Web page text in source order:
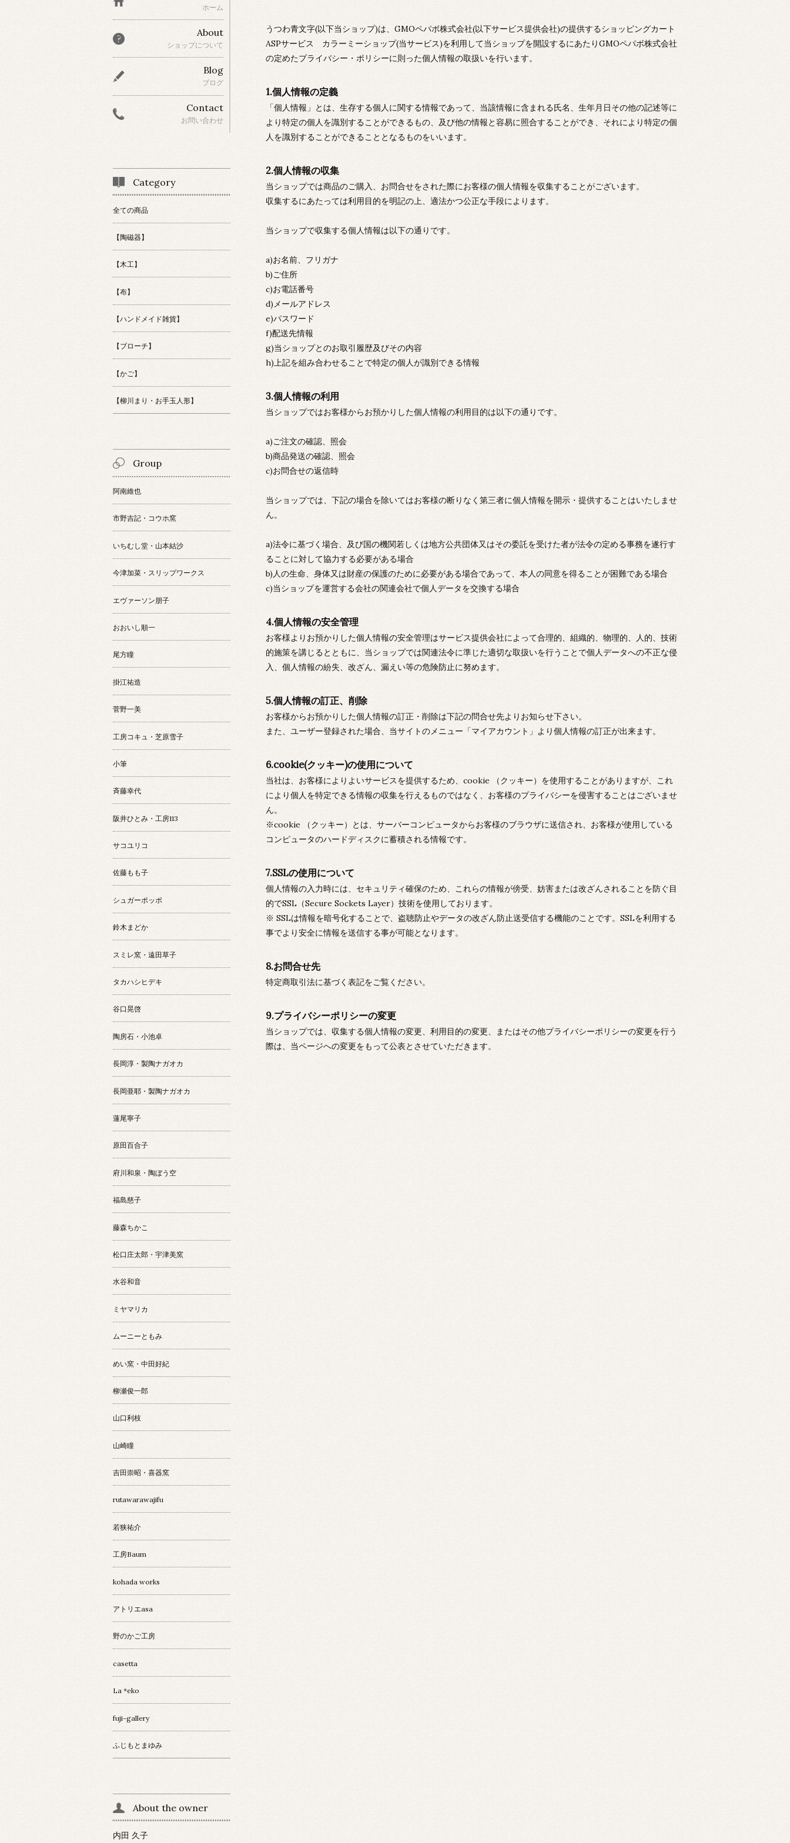
うつわ青文字(以下当ショップ)は、 GMOペパボ株式会社(以下サービス提供会社)の提供するショッピングカート
ASPサービス カラーミーショップ(当サービス)を利用して当ショップを開設するにあたりGMOペパボ株式会社
の定めたプライバシー・ポリシーに則った個人情報の取扱いを行います。
1.個人情報の定義
「個人情報」とは、生存する個人に関する情報であって、当該情報に含まれる氏名、生年月日その他の記述等に
より特定の個人を識別することができるもの、及び他の情報と容易に照合することができ、それにより特定の個
人を識別することができることとなるものをいいます。
2.個人情報の収集
当ショップでは商品のご購入、お問合せをされた際にお客様の個人情報を収集することがございます。
収集するにあたっては利用目的を明記の上、適法かつ公正な手段によります。
当ショップで収集する個人情報は以下の通りです。
a)お名前、フリガナ
b)ご住所
c)お電話番号
d)メールアドレス
e)パスワード
f)配送先情報
g)当ショップとのお取引履歴及びその内容
h)上記を組み合わせることで特定の個人が識別できる情報
3.個人情報の利用
当ショップではお客様からお預かりした個人情報の利用目的は以下の通りです。
a)ご注文の確認、照会
b)商品発送の確認、照会
c)お問合せの返信時
当ショップでは、下記の場合を除いてはお客様の断りなく第三者に個人情報を開示・提供することはいたしませ
ん。
a)法令に基づく場合、及び国の機関若しくは地方公共団体又はその委託を受けた者が法令の定める事務を遂行す
ることに対して協力する必要がある場合
b)人の生命、身体又は財産の保護のために必要がある場合であって、本人の同意を得ることが困難である場合
c)当ショップを運営する会社の関連会社で個人データを交換する場合
4.個人情報の安全管理
お客様よりお預かりした個人情報の安全管理はサービス提供会社によって合理的、組織的、物理的、人的、技術
的施策を講じるとともに、当ショップでは関連法令に準じた適切な取扱いを行うことで個人データへの不正な侵
入、個人情報の紛失、改ざん、漏えい等の危険防止に努めます。
5.個人情報の訂正、削除
お客様からお預かりした個人情報の訂正・削除は下記の問合せ先よりお知らせ下さい。
また、ユーザー登録された場合、当サイトのメニュー「マイアカウント」より個人情報の訂正が出来ます。
6.cookie(クッキー)の使用について
当社は、お客様によりよいサービスを提供するため、cookie （クッキー）を使用することがありますが、これ
により個人を特定できる情報の収集を行えるものではなく、お客様のプライバシーを侵害することはございませ
ん。
※cookie （クッキー）とは、サーバーコンピュータからお客様のブラウザに送信され、お客様が使用している
コンピュータのハードディスクに蓄積される情報です。
7.SSLの使用について
個人情報の入力時には、セキュリティ確保のため、これらの情報が傍受、妨害または改ざんされることを防ぐ目
的でSSL（Secure Sockets Layer）技術を使用しております。
※ SSLは情報を暗号化することで、盗聴防止やデータの改ざん防止送受信する機能のことです。SSLを利用する
事でより安全に情報を送信する事が可能となります。
8.お問合せ先
特定商取引法に基づく表記をご覧ください。
9.プライバシーポリシーの変更
当ショップでは、収集する個人情報の変更、利用目的の変更、またはその他プライバシーポリシーの変更を行う
際は、当ページへの変更をもって公表とさせていただきます。
ホーム
About
ショップについて
Blog
ブログ
Contact
お問い合わせ
Category
全ての商品
【陶磁器】
【木工】
【布】
【ハンドメイド雑貨】
【ブローチ】
【かご】
【柳川まり・お手玉人形】
Group
阿南維也
市野吉記・コウホ窯
いちむし堂・山本結沙
今津加菜・スリップワークス
エヴァーソン朋子
おおいし順一
尾方瞳
掛江祐造
菅野一美
工房コキュ・芝原雪子
小筆
斉藤幸代
阪井ひとみ・工房113
サコユリコ
佐藤もも子
シュガーポッポ
鈴木まどか
スミレ窯・遠田草子
タカハシヒデキ
谷口晃啓
陶房石・小池卓
長岡淳・製陶ナガオカ
長岡亜耶・製陶ナガオカ
蓮尾寧子
原田百合子
府川和泉・陶ぼう空
福島慈子
藤森ちかこ
松口庄太郎・宇津美窯
水谷和音
ミヤマリカ
ムーニーともみ
めい窯・中田好紀
柳瀬俊一郎
山口利枝
山崎瞳
吉田崇昭・喜器窯
rutawarawajifu
若狭祐介
工房Baum
kohada works
アトリエasa
野のかご工房
casetta
La *eko
fuji-gallery
ふじもとまゆみ
About the owner
内田 久子